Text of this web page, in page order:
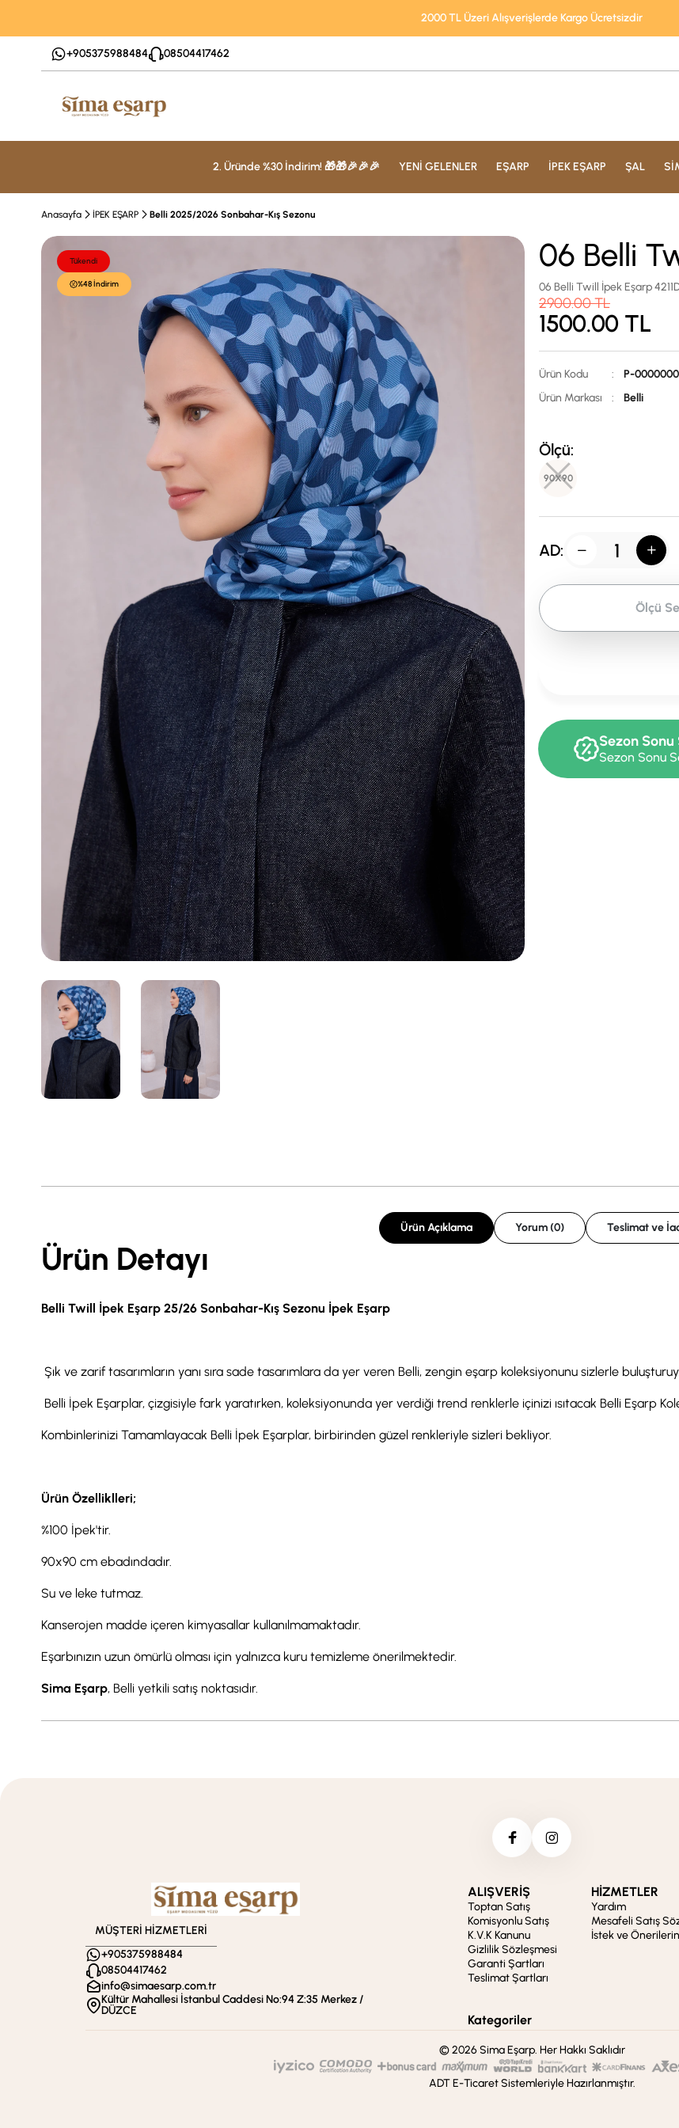
2000 TL Üzeri Alışverişlerde Kargo Ücretsizdir
+905375988484 08504417462
2. Üründe %30 İndirim! 🎁🎁🎉🎉🎉 YENİ GELENLER EŞARP İPEK EŞARP ŞAL
Anasayfa İPEK EŞARP Belli 2025/2026 Sonbahar-Kış Sezonu
Tükendi
%48 İndirim
06 Belli
06 Belli Twill İpek Eşarp
2900.00TL
1500.00 TL
Ürün Kodu :
P-
Ürün Markası
: Belli
Ölçü:
90X90
AD:
Ölçü
Sezon
Sezon Sonu
Ürün Açıklama Yorum (0) Teslimat ve
Ürün Detayı
Belli Twill İpek Eşarp 25/26 Sonbahar-Kış Sezonu İpek Eşarp
Şık ve zarif tasarımların yanı sıra sade tasarımlara da yer veren Belli, zengin eşarp koleksiyonunu sizlerle
Belli İpek Eşarplar, çizgisiyle fark yaratırken, koleksiyonunda yer verdiği trend renklerle içinizi ısıtacak Belli Eşarp
Kombinlerinizi Tamamlayacak Belli İpek Eşarplar, birbirinden güzel renkleriyle sizleri bekliyor.
Ürün Özelliklleri;
%100 İpek'tir.
90x90 cm ebadındadır.
Su ve leke tutmaz.
Kanserojen madde içeren kimyasallar kullanılmamaktadır.
Eşarbınızın uzun ömürlü olması için yalnızca kuru temizleme önerilmektedir.
Sima Eşarp, Belli yetkili satış noktasıdır.
MÜŞTERİ HİZMETLERİ
+905375988484
08504417462
info@simaesarp.com.tr
Kültür Mahallesi İstanbul Caddesi No:94 Z:35 Merkez /
DÜZCE
ALIŞVERİŞ
Toptan Satış
Komisyonlu Satış
K.V.K Kanunu
Gizlilik Sözleşmesi
Garanti Şartları
Teslimat Şartları
HİZMETLER
Yardım
Mesafeli Satış
İstek ve
Kategoriler
© 2026 Sima Eşarp. Her Hakkı Saklıdır
ADT E-Ticaret Sistemleriyle Hazırlanmıştır.